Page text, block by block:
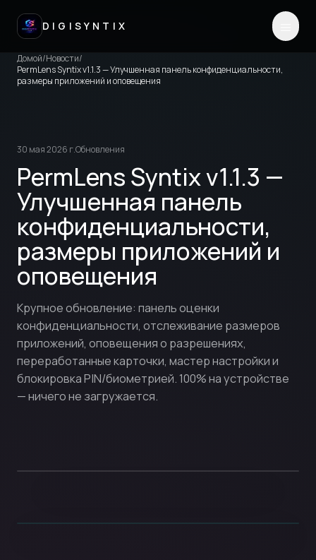
DIGISYNTIX
Домой/Новости/
PermLens Syntix v1.1.3 — Улучшенная панель конфиденциальности,
размеры приложений и оповещения
30 мая 2026 г.Обновления
PermLens Syntix v1.1.3 —
Улучшенная панель
конфиденциальности,
размеры приложений и
оповещения
Крупное обновление: панель оценки
конфиденциальности, отслеживание размеров
приложений, оповещения о разрешениях,
переработанные карточки, мастер настройки и
блокировка PIN/биометрией. 100% на устройстве
— ничего не загружается.